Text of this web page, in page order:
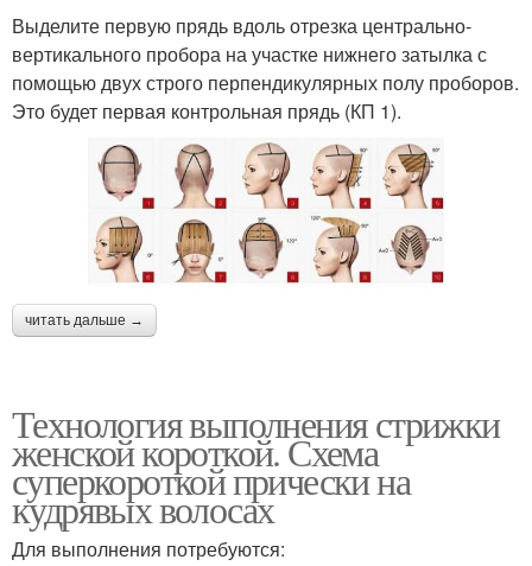
Выделите первую прядь вдоль отрезка центрально-
вертикального пробора на участке нижнего затылка с
помощью двух строго перпендикулярных полу проборов.
Это будет первая контрольная прядь (КП 1).
читать дальше →
Технология выполнения стрижки
женской короткой. Схема
суперкороткой прически на
кудрявых волосах
Для выполнения потребуются: